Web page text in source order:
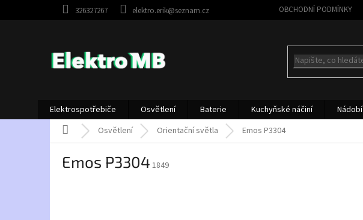
326327267 elektro.erik@seznam.cz OBCHODNÍ PODMÍNKY
Elektrospotřebiče Osvětlení Baterie Kuchyňské náčiní Nádobí
Domů
Osvětlení Orientační světla Emos P3304
Emos P3304 1849